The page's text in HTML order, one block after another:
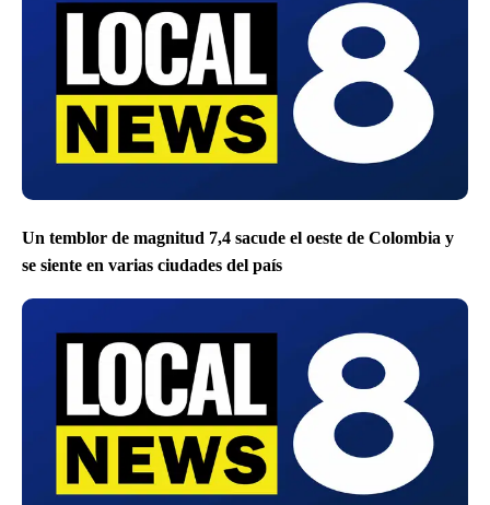
Un temblor de magnitud 7,4 sacude el oeste de Colombia y
se siente en varias ciudades del país